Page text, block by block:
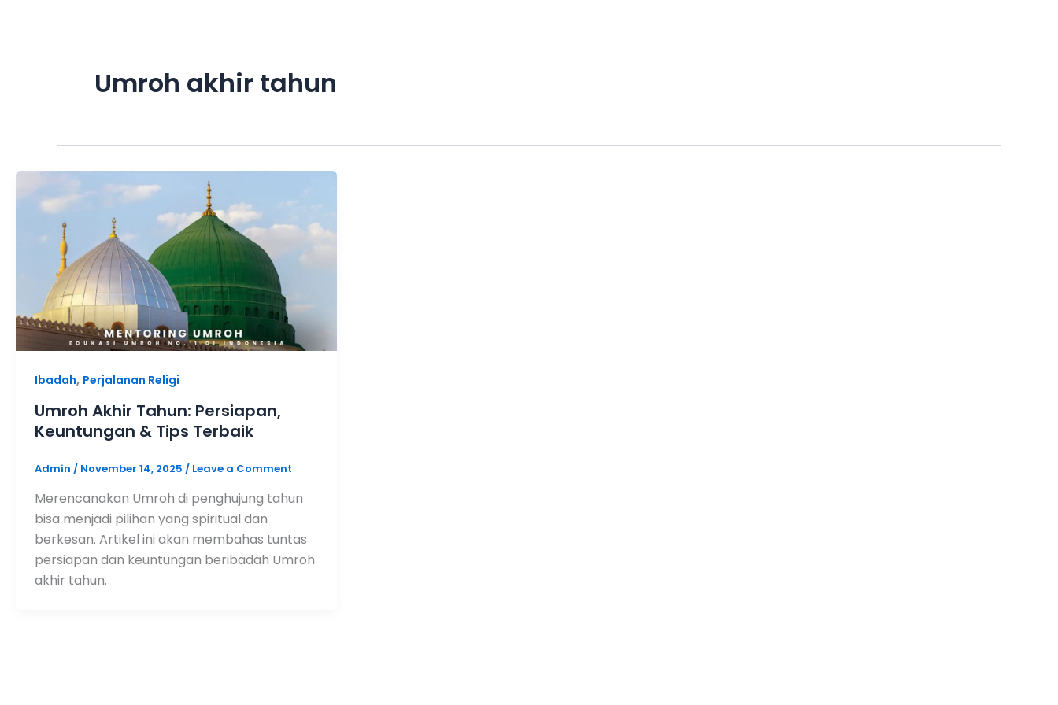
Umroh akhir tahun
Ibadah, Perjalanan Religi
Umroh Akhir Tahun: Persiapan,
Keuntungan & Tips Terbaik
Admin / November 14, 2025 / Leave a Comment
Merencanakan Umroh di penghujung tahun
bisa menjadi pilihan yang spiritual dan
berkesan. Artikel ini akan membahas tuntas
persiapan dan keuntungan beribadah Umroh
akhir tahun.